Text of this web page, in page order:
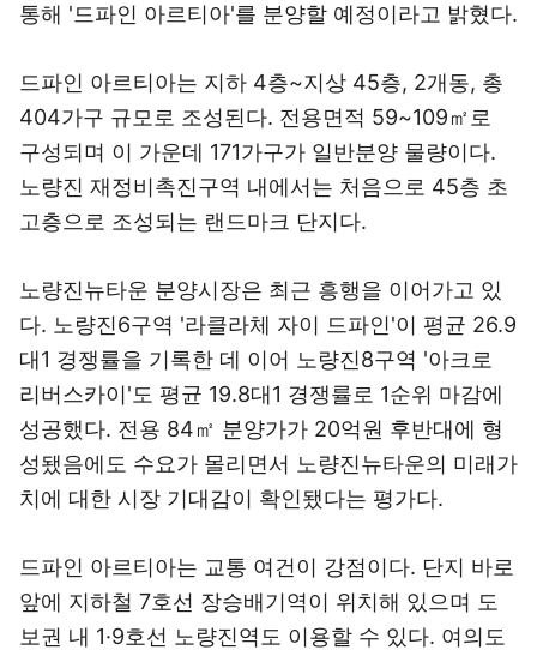
통해 '드파인 아르티아'를 분양할 예정이라고 밝혔다.
드파인 아르티아는 지하 4층~지상 45층, 2개동, 총
404가구 규모로 조성된다. 전용면적 59~109㎡로
구성되며 이 가운데 171가구가 일반분양 물량이다.
노량진 재정비촉진구역 내에서는 처음으로 45층 초
고층으로 조성되는 랜드마크 단지다.
노량진뉴타운 분양시장은 최근 흥행을 이어가고 있
다. 노량진6구역 '라클라체 자이 드파인'이 평균 26.9
대1 경쟁률을 기록한 데 이어 노량진8구역 '아크로
리버스카이'도 평균 19.8대1 경쟁률로 1순위 마감에
성공했다. 전용 84㎡ 분양가가 20억원 후반대에 형
성됐음에도 수요가 몰리면서 노량진뉴타운의 미래가
치에 대한 시장 기대감이 확인됐다는 평가다.
드파인 아르티아는 교통 여건이 강점이다. 단지 바로
앞에 지하철 7호선 장승배기역이 위치해 있으며 도
보권 내 1·9호선 노량진역도 이용할 수 있다. 여의도